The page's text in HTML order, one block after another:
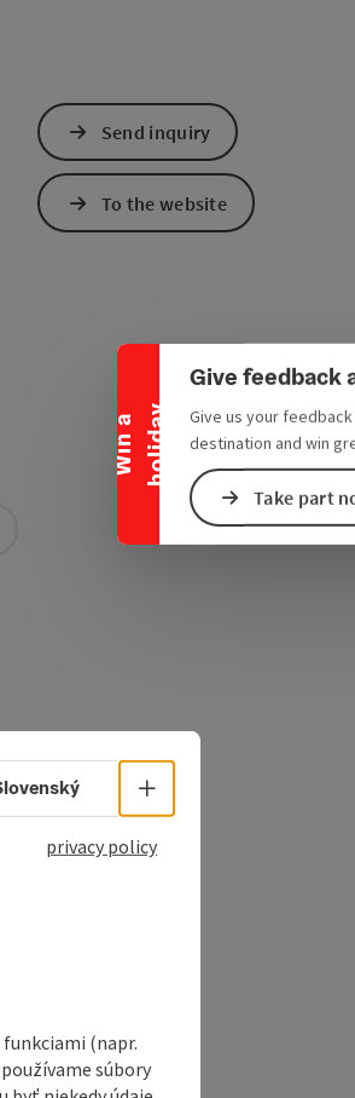
W
i
n
a
h
o
l
i
d
a y
Collapse banner Give feedback
Give us your
destination and win
Take part
Maps
in Apple Maps
Send inquiry
To the website
Select language - Open
privacy policy
(napr.
súbory